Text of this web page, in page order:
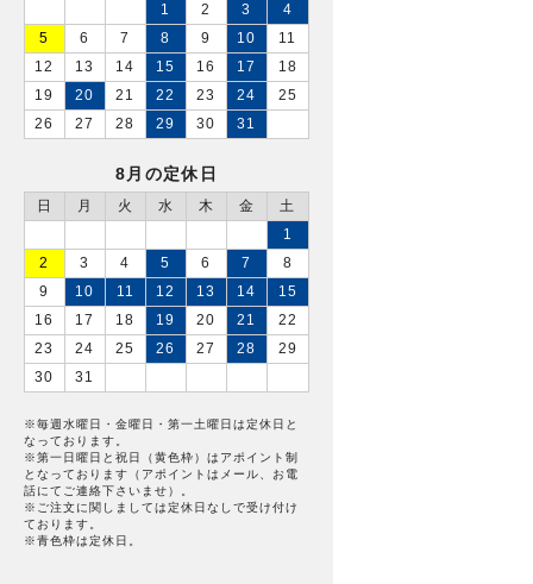
1
2 3
4
5
6 7 8 9 10
11
12
13 14 15 16 17
18
19
20 21 22 23 24
25
26
27 28 29 30 31
8月の定休日
日 月 火 水 木 金
土
1
2
3 4 5 6 7
8
9
10 11 12 13 14
15
16
17 18 19 20 21
22
23
24 25 26 27 28
29
30
31
※毎週水曜日・金曜日・第一土曜日は定休日と
なっております。
※第一日曜日と祝日（黄色枠）はアポイント制
となっております（アポイントはメール、お電
話にてご連絡下さいませ）。
※ご注文に関しましては定休日なしで受け付け
ております。
※青色枠は定休日。